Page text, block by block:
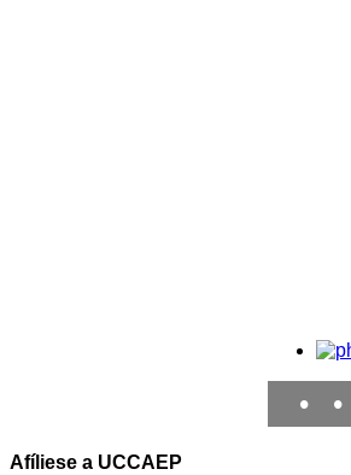
• •
Afíliese a UCCAEP